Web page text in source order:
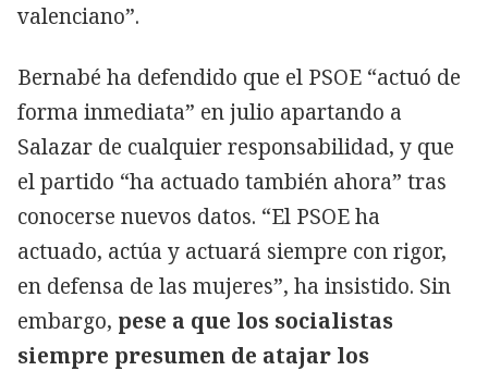
valenciano”.
Bernabé ha defendido que el PSOE “actuó de
forma inmediata” en julio apartando a
Salazar de cualquier responsabilidad, y que
el partido “ha actuado también ahora” tras
conocerse nuevos datos. “El PSOE ha
actuado, actúa y actuará siempre con rigor,
en defensa de las mujeres”, ha insistido. Sin
embargo, pese a que los socialistas
siempre presumen de atajar los